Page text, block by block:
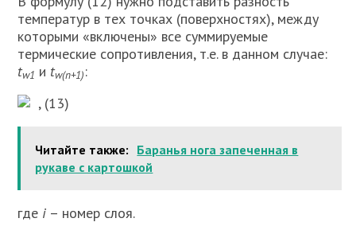
температур в тех точках (по­верхностях), между
которыми «включе­ны» все суммируемые
термические сопротивления, т.е. в данном случае:
tw1 и tw(n+1):
, (13)
Читайте также: Баранья нога запеченная в
рукаве с картошкой
где i – номер слоя.